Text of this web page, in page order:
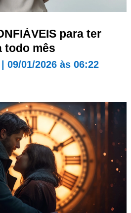
para ter
todo mês
09/01/2026 às 06:22